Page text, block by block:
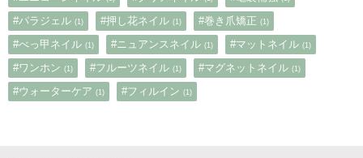
#パラジェル (1) #押し花ネイル (1) #巻き爪矯正 (1)
#べっ甲ネイル (1) #ニュアンスネイル (1) #マットネイル (1)
#ワンホン (1) #フルーツネイル (1) #マグネットネイル (1)
#ウォーターケア (1) #フィルイン (1)